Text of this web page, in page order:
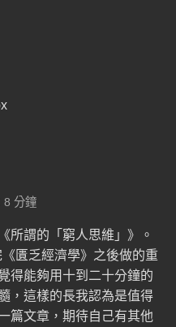
8 分鐘
所謂的「窮人思維」 》。
匱乏經濟學》之後做的重
得能夠用十到二十分鐘的
，這樣的長我認為是值得
篇文章，期待自己有其他